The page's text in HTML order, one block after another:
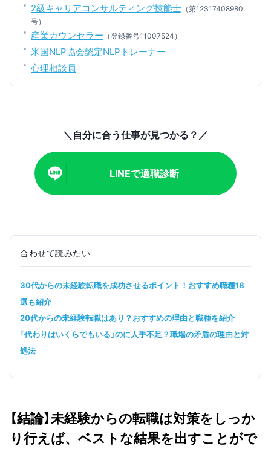
2級キャリアコンサルティング技能士 （第12S17408980
号）
産業カウンセラー （登録番号11007524）
米国NLP協会認定NLPトレーナー
心理相談員
＼自分に合う仕事が見つかる？／
LINEで適職診断
合わせて読みたい
30代からの未経験転職を成功させるポイント！おすすめ職種18
選も紹介
20代からの未経験転職はあり？おすすめの理由と職種を紹介
「代わりはいくらでもいる」のに人手不足？職場の矛盾の理由と対
処法
【結論】未経験からの転職は対策をしっか
り行えば、ベストな結果を出すことがで